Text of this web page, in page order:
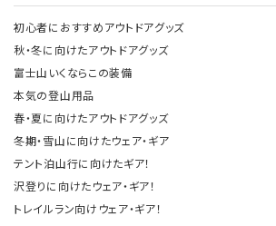
初心者におすすめアウトドアグッズ
秋・冬に向けたアウトドアグッズ
富士山いくならこの装備
本気の登山用品
春・夏に向けたアウトドアグッズ
冬期・雪山に向けたウェア・ギア
テント泊山行に向けたギア！
沢登りに向けたウェア・ギア！
トレイルラン向けウェア・ギア！